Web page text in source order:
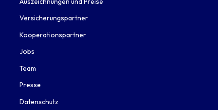
Versicherungspartner
Kooperationspartner
Jobs
Team
Presse
Datenschutz